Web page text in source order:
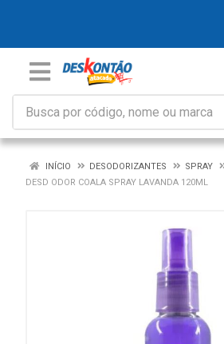
INÍCIO DESODORIZANTES
SPRAY
DESD ODOR COALA SPRAY LAVANDA 120ML